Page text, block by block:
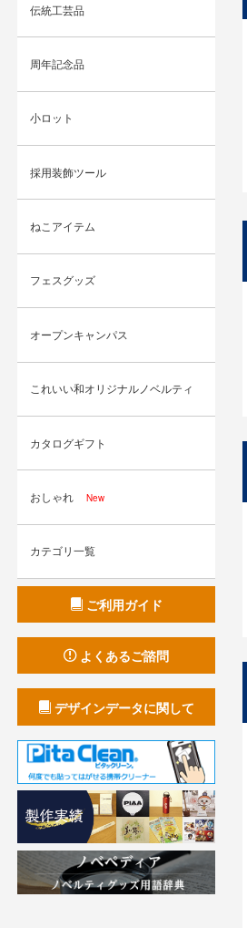
伝統工芸品
周年記念品
小ロット
採用装飾ツール
ねこアイテム
フェスグッズ
オープンキャンパス
これいい和オリジナルノベルティ
カタログギフト
おしゃれ New
カテゴリ一覧
ご利用ガイド
よくあるご諮問
デザインデータに関して